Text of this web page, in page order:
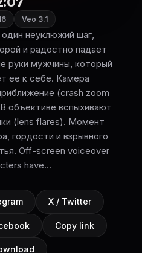
Veo 3.1
неуклюжий шаг,
и радостно падает
руки мужчины, который
ее к себе. Камера
(crash zoom
объективе вспыхивают
(lens flares). Момент
гордости и взрывного
Off-screen voiceover
have...
X / Twitter
Copy link